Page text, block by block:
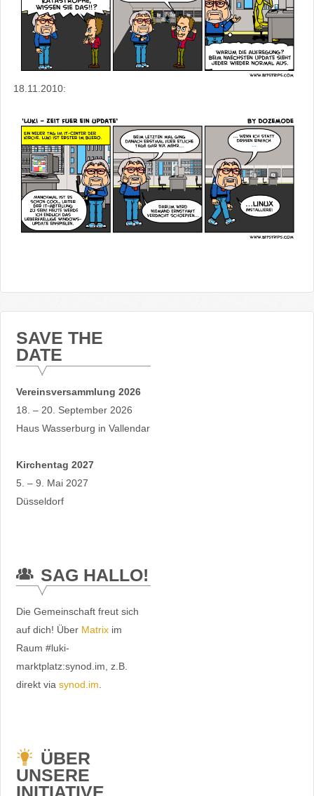
18.11.2010:
SAVE THE
DATE
Vereinsversammlung 2026
18. – 20. September 2026
Haus Wasserburg in Vallendar
Kirchentag 2027
5. – 9. Mai 2027
Düsseldorf
SAG HALLO!
Die Gemeinschaft freut sich
auf dich! Über Matrixim
Raum #luki-
marktplatz:synod.im, z.B.
direkt via synod.im
ÜBER
UNSERE
INITIATIVE